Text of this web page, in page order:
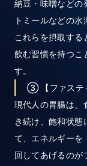
納豆・味噌などの
トミールなどの水
これらを摂取する
飲む習慣を持つこ
す。
③ 【ファステ
現代人の胃腸は
き続け、飽和状
て、エネルギーを
回してあげるのが